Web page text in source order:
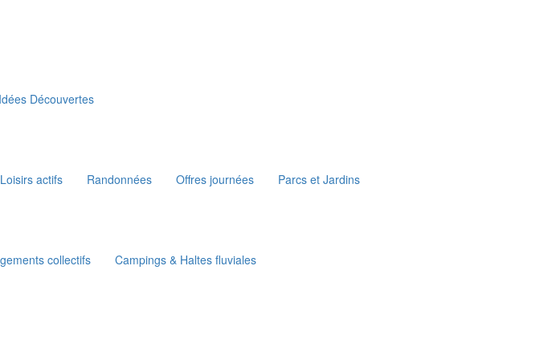
Idées Découvertes
Loisirs actifs Randonnées Offres journées Parcs et Jardins
collectifs Campings & Haltes fluviales